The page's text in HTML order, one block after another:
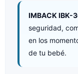
IMBACK IBK-
seguridad,
en los
de tu bebé.